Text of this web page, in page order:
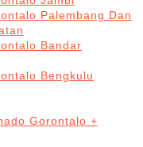
Palembang Dan
Bandar
Bengkulu
Gorontalo +